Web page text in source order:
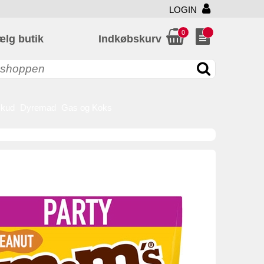
LOGIN
butik Indkøbskurv
0